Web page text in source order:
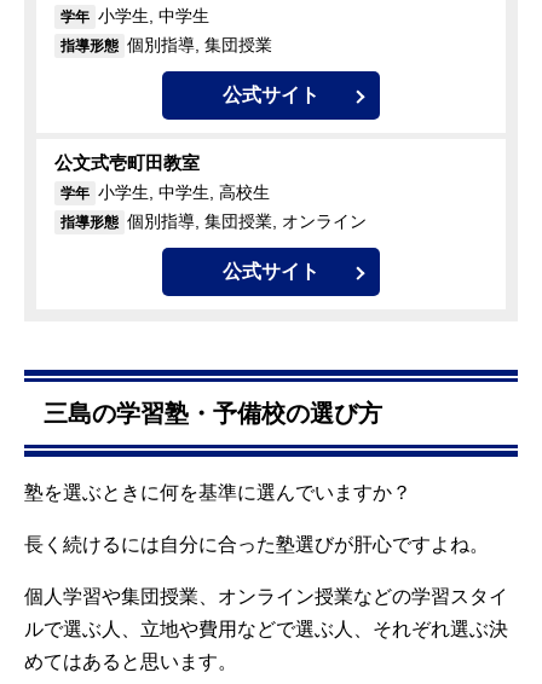
学年 小学生, 中学生
指導形態 個別指導, 集団授業
公式サイト
公文式壱町田教室
学年 小学生, 中学生, 高校生
指導形態 個別指導, 集団授業, オンライン
公式サイト
三島の学習塾・予備校の選び方
塾を選ぶときに何を基準に選んでいますか？
長く続けるには自分に合った塾選びが肝心ですよね。
個人学習や集団授業、オンライン授業などの学習スタイ
ルで選ぶ人、立地や費用などで選ぶ人、それぞれ選ぶ決
めてはあると思います。